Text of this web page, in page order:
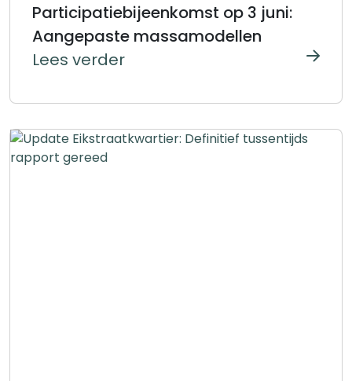
Participatiebijeenkomst op 3 juni:
Aangepaste massamodellen
Lees verder